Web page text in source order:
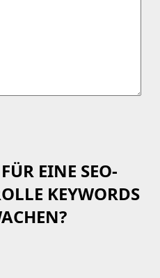
EINE SEO-
KEYWORDS